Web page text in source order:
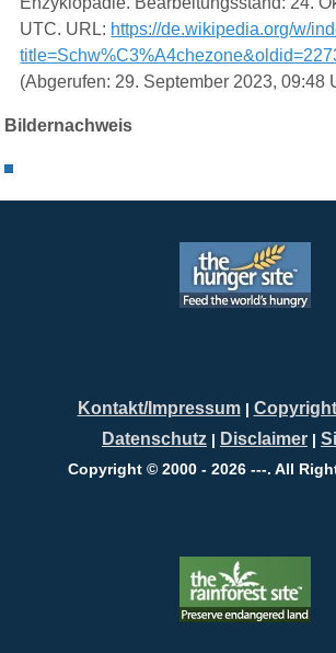
UTC. URL: https://de.wikipedia.org/w/
(Abgerufen: 29. September 2023, 09:48
Bildernachweis
Kontakt/Impressum|
Datenschutz | Disclaimer |
Copyright © 2000 - 2026 ---. All